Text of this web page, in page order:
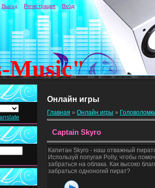
Music"
Выход Регистрация Вход
Онлайн игры
Главная » Онлайн игры »
Captain Skyro
Капитан Skyro - наш отважный
Используй попугая Polly, чтобы
забраться на облака. Как высоко
забраться одноногий пират?